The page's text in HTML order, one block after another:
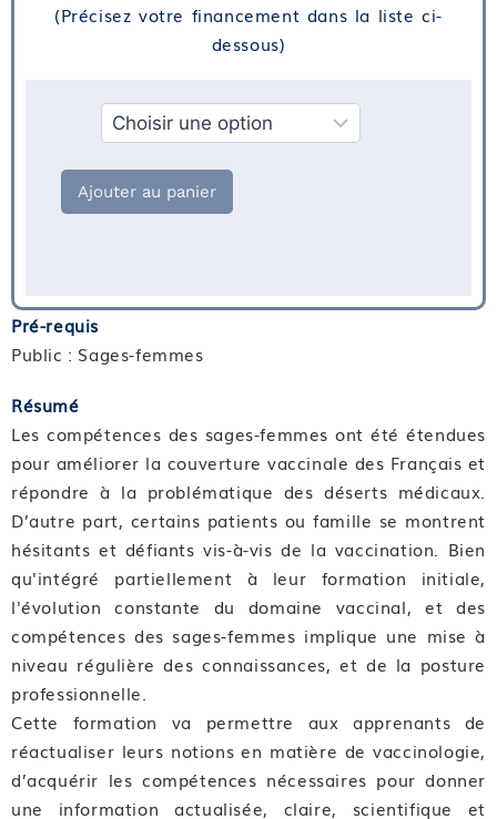
(Précisez votre financement dans la liste ci-
dessous)
Ajouter au panier
Pré-requis
Public : Sages-femmes
Résumé
Les compétences des sages-femmes ont été étendues
pour améliorer la couverture vaccinale des Français et
répondre à la problématique des déserts médicaux.
D’autre part, certains patients ou famille se montrent
hésitants et défiants vis-à-vis de la vaccination. Bien
qu'intégré partiellement à leur formation initiale,
l'évolution constante du domaine vaccinal, et des
compétences des sages-femmes implique une mise à
niveau régulière des connaissances, et de la posture
professionnelle.
Cette formation va permettre aux apprenants de
réactualiser leurs notions en matière de vaccinologie,
d’acquérir les compétences nécessaires pour donner
une information actualisée, claire, scientifique et